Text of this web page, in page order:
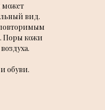
может
вид.
Поры кожи
обуви.